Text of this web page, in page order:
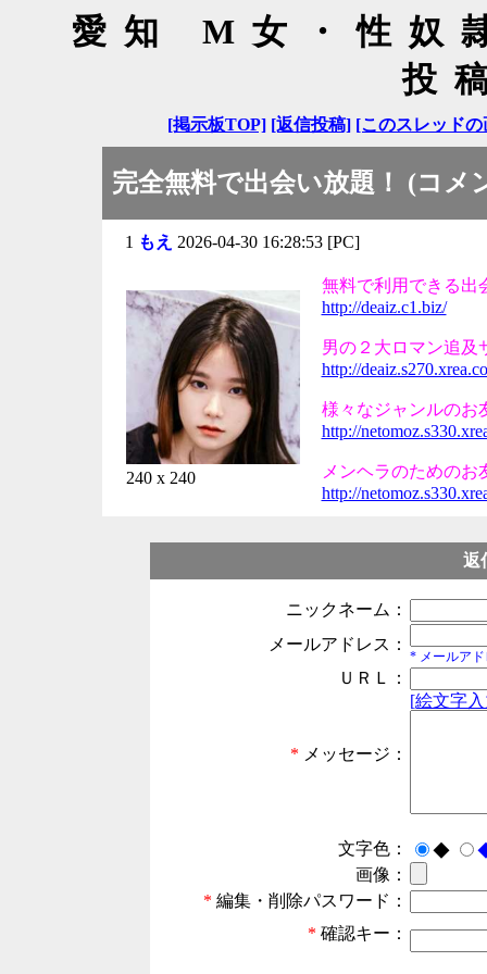
愛知 M女・性奴
投
[掲示板TOP] [返信投稿] [このスレッド
完全無料で出会い放題！ (コメ
1 もえ 2026-04-30 16:28:53 [PC]
240 x 240
無料で利用できる出
http://deaiz.c1.biz/
男の２大ロマン追及
http://
様々なジャンルのお
http://
メンヘラのためのお
http://
返
ニックネーム：
メールアドレス：
* メールア
ＵＲＬ：
* メッセージ：
[絵文字
文字色： ◆
画像：
* 編集・削除パスワード：
* 確認キー：